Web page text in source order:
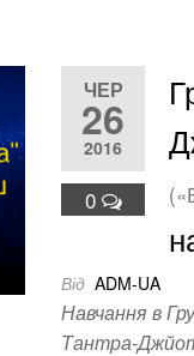
ЧЕР
26
2016
0
Від ADM-UA
Навчання в
Тантра-